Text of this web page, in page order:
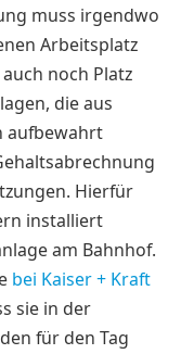
muss irgendwo
Arbeitsplatz
noch Platz
die aus
aufbewahrt
Hierfür
installiert
am Bahnhof.
bei Kaiser + Kraft
sie in der
für den Tag